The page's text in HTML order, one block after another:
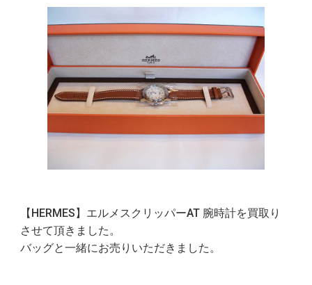
【HERMES】エルメスクリッパーAT 腕時計を買取り
させて頂きました。
バッグと一緒にお売りいただきました。